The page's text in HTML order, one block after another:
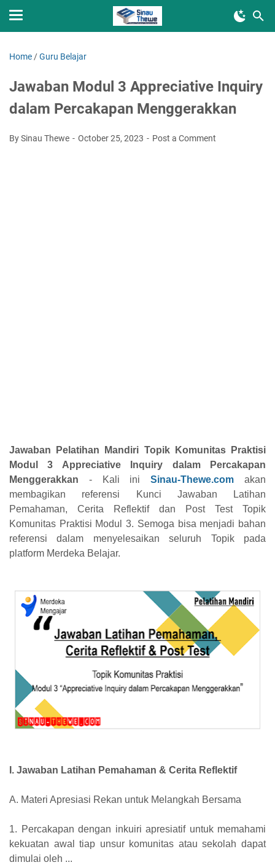
Home /Guru Belajar
Jawaban Modul 3 Appreciative Inquiry
dalam Percakapan Menggerakkan
By Sinau Thewe October 25, 2023 Post a Comment
Jawaban Pelatihan Mandiri Topik Komunitas Praktisi
Modul 3 Appreciative Inquiry dalam Percakapan
Menggerakkan - Kali iniSinau-Thewe.com akan
membagikan referensi Kunci Jawaban Latihan
Pemahaman, Cerita Reflektif dan Post Test Topik
Komunitas Praktisi Modul 3. Semoga bisa menjadi bahan
referensi dalam menyelesaikan seluruh Topik pada
platform Merdeka Belajar.
I. Jawaban Latihan Pemahaman & Cerita Reflektif
A. Materi Apresiasi Rekan untuk Melangkah Bersama
1. Percakapan dengan inkuiri apresiatif untuk memahami
kekuatan awal tiap unsur komunitas atau sekolah dapat
dimulai oleh ...